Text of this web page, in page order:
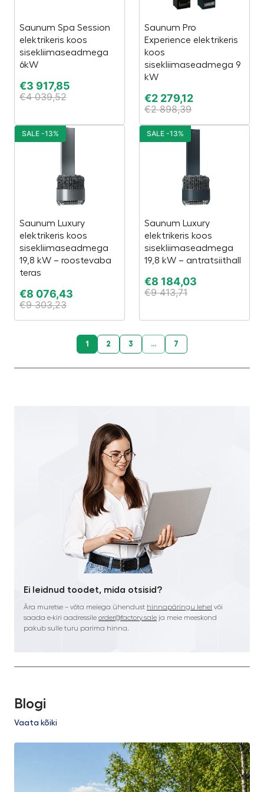
Saunum Spa Session
elektrikeris koos
sisekliimaseadmega
6kW
€3 917,85
€4 039,52
Saunum Pro
Experience elektrikeris
koos
sisekliimaseadmega 9
kW
€2 279,12
€2 898,39
Saunum Luxury
elektrikeris koos
sisekliimaseadmega
19,8 kW – roostevaba
teras
€8 076,43
€9 303,23
SALE -13%
Saunum Luxury
elektrikeris koos
sisekliimaseadmega
19,8 kW – antratsiithall
€8 184,03
€9 413,71
SALE -13%
1 2 3 ... 7
Ei leidnud toodet, mida otsisid?
Ära muretse – võta meiega ühendust hinnapäringu lehel või
saada e-kiri aadressile order@factory.sale ja meie meeskond
pakub sulle turu parima hinna.
Blogi
Vaata kõiki